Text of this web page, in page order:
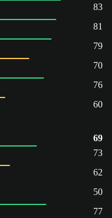
83
81
79
70
76
60
69
73
62
50
77